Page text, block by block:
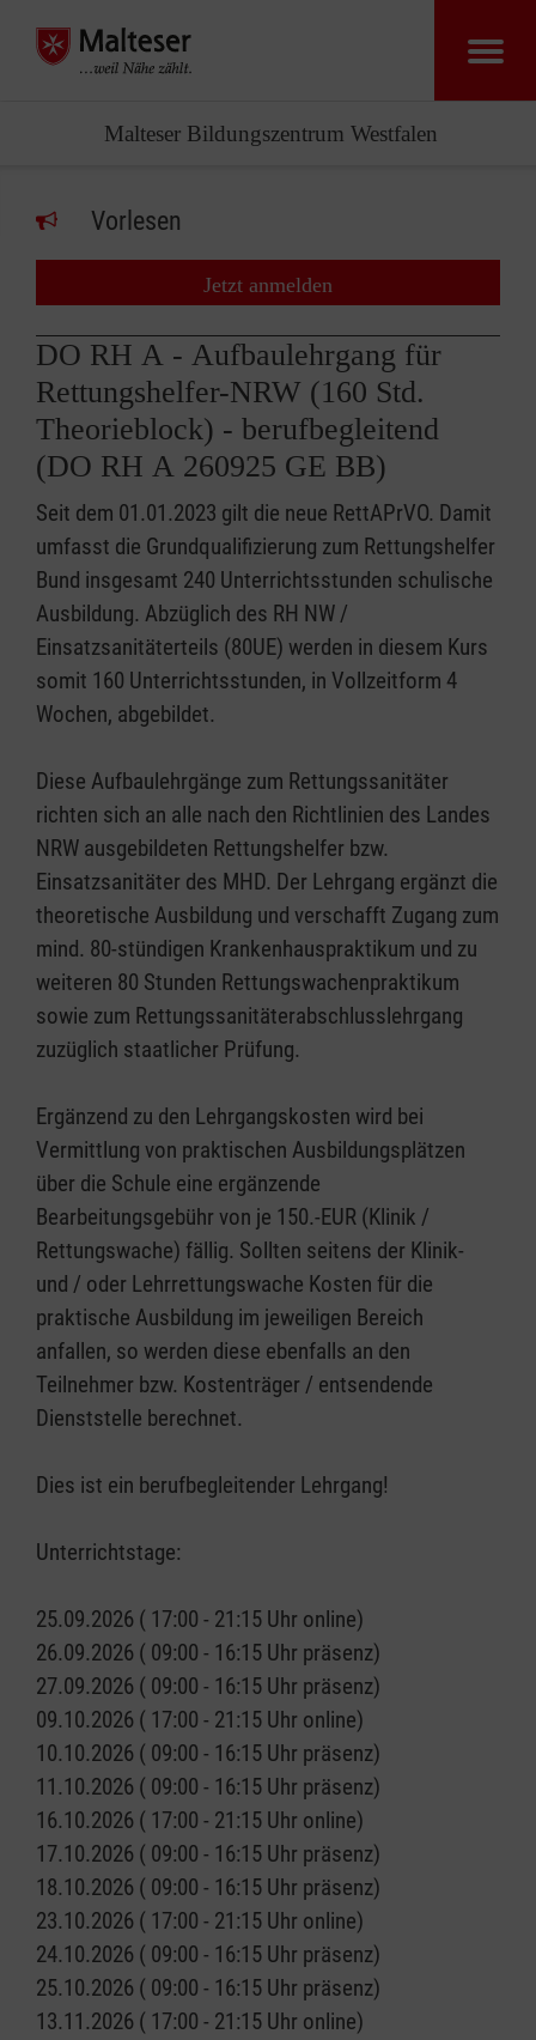
Malteser Bildungszentrum Westfalen
Vorlesen
Jetzt anmelden
DO RH A - Aufbaulehrgang für
Rettungshelfer-NRW (160 Std.
Theorieblock) - berufbegleitend
(DO RH A 260925 GE BB)
Seit dem 01.01.2023 gilt die neue RettAPrVO. Damit
umfasst die Grundqualifizierung zum Rettungshelfer
Bund insgesamt 240 Unterrichtsstunden schulische
Ausbildung. Abzüglich des RH NW /
Einsatzsanitäterteils (80UE) werden in diesem Kurs
somit 160 Unterrichtsstunden, in Vollzeitform 4
Wochen, abgebildet.
Diese Aufbaulehrgänge zum Rettungssanitäter
richten sich an alle nach den Richtlinien des Landes
NRW ausgebildeten Rettungshelfer bzw.
Einsatzsanitäter des MHD. Der Lehrgang ergänzt die
theoretische Ausbildung und verschafft Zugang zum
mind. 80-stündigen Krankenhauspraktikum und zu
weiteren 80 Stunden Rettungswachenpraktikum
sowie zum Rettungssanitäterabschlusslehrgang
zuzüglich staatlicher Prüfung.
Ergänzend zu den Lehrgangskosten wird bei
Vermittlung von praktischen Ausbildungsplätzen
über die Schule eine ergänzende
Bearbeitungsgebühr von je 150.-EUR (Klinik /
Rettungswache) fällig. Sollten seitens der Klinik-
und / oder Lehrrettungswache Kosten für die
praktische Ausbildung im jeweiligen Bereich
anfallen, so werden diese ebenfalls an den
Teilnehmer bzw. Kostenträger / entsendende
Dienststelle berechnet.
Dies ist ein berufbegleitender Lehrgang!
Unterrichtstage:
25.09.2026 ( 17:00 - 21:15 Uhr online)
26.09.2026 ( 09:00 - 16:15 Uhr präsenz)
27.09.2026 ( 09:00 - 16:15 Uhr präsenz)
09.10.2026 ( 17:00 - 21:15 Uhr online)
10.10.2026 ( 09:00 - 16:15 Uhr präsenz)
11.10.2026 ( 09:00 - 16:15 Uhr präsenz)
16.10.2026 ( 17:00 - 21:15 Uhr online)
17.10.2026 ( 09:00 - 16:15 Uhr präsenz)
18.10.2026 ( 09:00 - 16:15 Uhr präsenz)
23.10.2026 ( 17:00 - 21:15 Uhr online)
24.10.2026 ( 09:00 - 16:15 Uhr präsenz)
25.10.2026 ( 09:00 - 16:15 Uhr präsenz)
13.11.2026 ( 17:00 - 21:15 Uhr online)